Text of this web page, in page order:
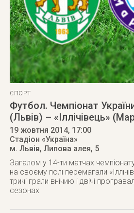
СПОРТ
Футбол. Чемпіонат
(Львів) – «Іллічівець»
19 жовтня 2014, 17:00
Стадіон «Україна»
м. Львів, Липова алея, 5
Загалом у 14-ти матчах
на своєму полі перемагали
тричі грали внічию і двічі
сезонах